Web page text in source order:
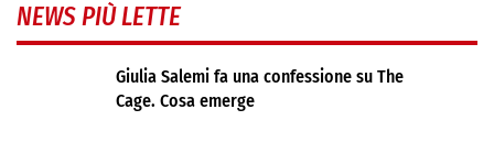
NEWS PIÙ LETTE
Giulia Salemi fa una confessione su The
Cage. Cosa emerge